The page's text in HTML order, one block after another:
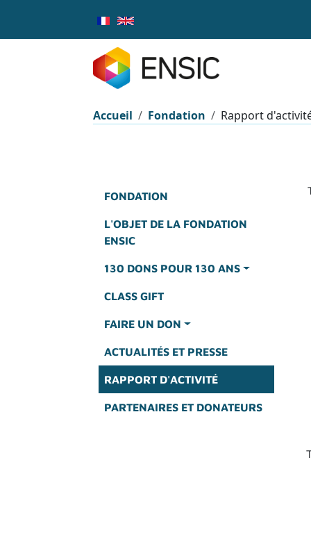
Fil d'Ariane
Accueil Fondation Rapport
FONDATION
L'OBJET DE LA FONDATION
ENSIC
130 DONS POUR 130 ANS
CLASS GIFT
FAIRE UN DON
ACTUALITÉS ET PRESSE
RAPPORT D'ACTIVITÉ
PARTENAIRES ET DONATEURS